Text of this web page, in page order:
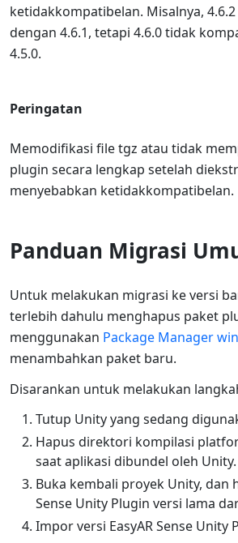
ketidakkompatibelan. Misalnya,
dengan 4.6.1, tetapi 4.6.0 tidak
4.5.0.
Peringatan
Memodifikasi file tgz atau tidak
plugin secara lengkap setelah
menyebabkan ketidakkompatibelan.
Panduan Migrasi
Untuk melakukan migrasi ke versi
terlebih dahulu menghapus paket
menggunakan Package Manager
menambahkan paket baru.
Disarankan untuk melakukan
Tutup Unity yang sedang
Hapus direktori kompilasi
saat aplikasi dibundel oleh Unity.
Buka kembali proyek Unity, dan
Sense Unity Plugin versi lama
Impor versi EasyAR Sense Unity